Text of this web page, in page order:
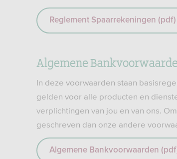
Reglement Spaarrekeningen (pdf)
Algemene
In deze voorwaarden staan
gelden voor alle producten en
verplichtingen van jou en van ons.
geschreven dan onze andere
Algemene Bankvoorwaarden